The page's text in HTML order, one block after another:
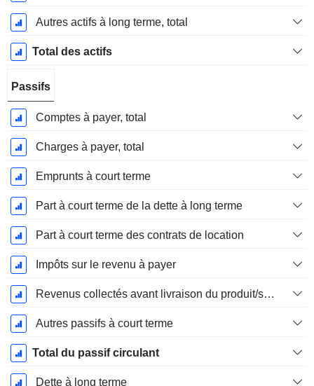
Autres actifs à long terme, total
Total des actifs
Passifs
Comptes à payer, total
Charges à payer, total
Emprunts à court terme
Part à court terme de la dette à long terme
Part à court terme des contrats de location
Impôts sur le revenu à payer
Revenus collectés avant livraison du produit/service
Autres passifs à court terme
Total du passif circulant
Dette à long terme